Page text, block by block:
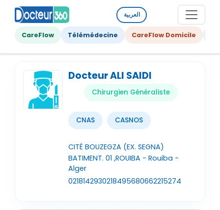
العربية
CareFlow Télémédecine CareFlow Domicile
Docteur ALI SAIDI
Chirurgien Généraliste
CNAS CASNOS
CITÉ BOUZEGZA (EX. SEGNA)
BATIMENT. 01 ,ROUIBA - Rouiba -
Alger
0218142930218495680662215274